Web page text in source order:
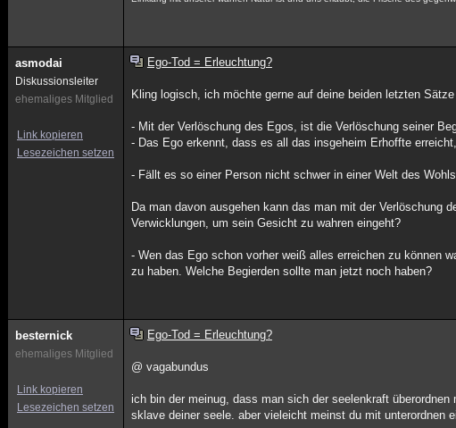
asmodai
Diskussionsleiter
ehemaliges Mitglied
Link kopieren
Lesezeichen setzen
Ego-Tod = Erleuchtung?
Kling logisch, ich möchte gerne auf deine beiden letzten Sätze
- Mit der Verlöschung des Egos, ist die Verlöschung seiner
- Das Ego erkennt, dass es all das insgeheim Erhoffte
- Fällt es so einer Person nicht schwer in einer Welt des
Da man davon ausgehen kann das man mit der Verlöschung
Verwicklungen, um sein Gesicht zu wahren eingeht?
- Wen das Ego schon vorher weiß alles erreichen zu können
zu haben. Welche Begierden sollte man jetzt noch haben?
besternick
ehemaliges Mitglied
Link kopieren
Lesezeichen setzen
Ego-Tod = Erleuchtung?
@ vagabundus
ich bin der meinug, dass man sich der seelenkraft
sklave deiner seele. aber vieleicht meinst du mit unterordnen